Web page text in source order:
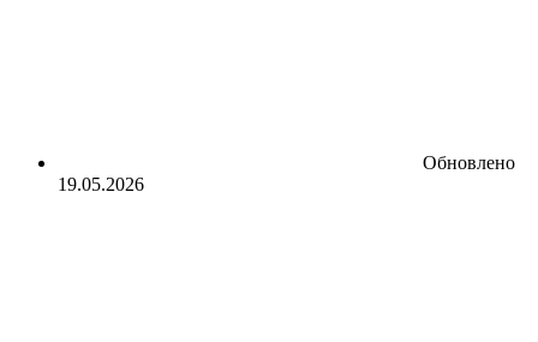
Обновлено
19.05.2026